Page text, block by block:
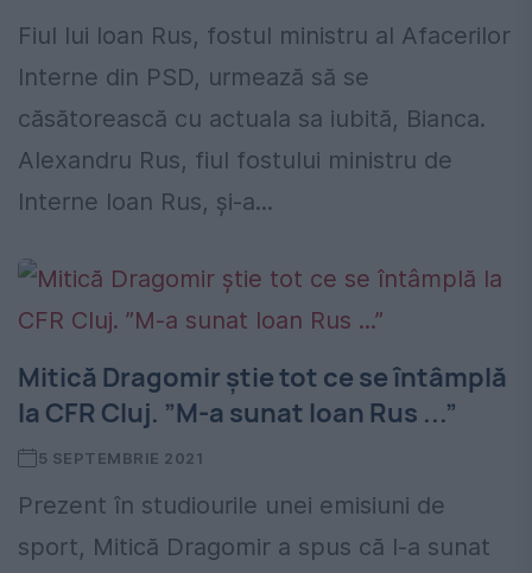
Fiul lui Ioan Rus, fostul ministru al Afacerilor
Interne din PSD, urmează să se
căsătorească cu actuala sa iubită, Bianca.
Alexandru Rus, fiul fostului ministru de
Interne Ioan Rus, și-a...
Mitică Dragomir știe tot ce se întâmplă
la CFR Cluj. ”M-a sunat Ioan Rus ...”
5 SEPTEMBRIE 2021
Prezent în studiourile unei emisiuni de
sport, Mitică Dragomir a spus că l-a sunat